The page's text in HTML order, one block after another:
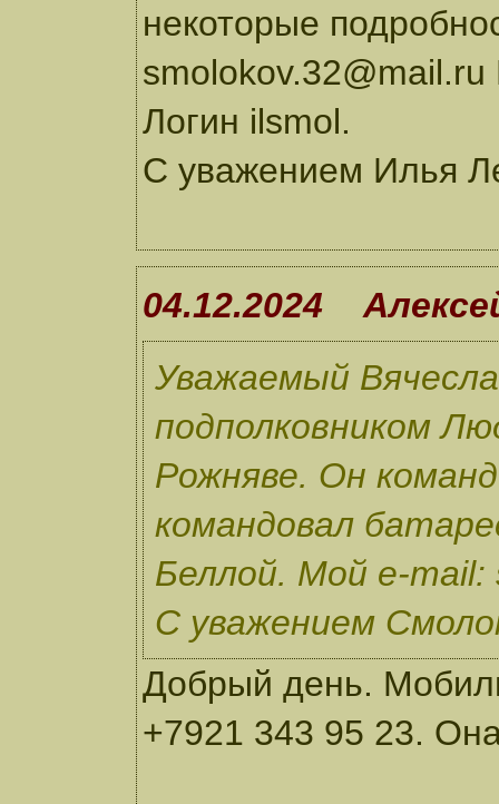
некоторые
smolokov.32@mail.ru
Логин ilsmol.
С уважением Илья
04.12.2024
Уважаемый
подполковником
Рожняве. Он
командовал
Беллой. Мой e-mail:
С уважением
Добрый день.
+7921 343 95 23.